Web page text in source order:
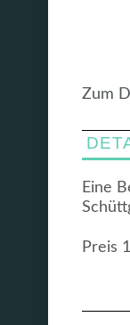
Zum
Eine
Preis